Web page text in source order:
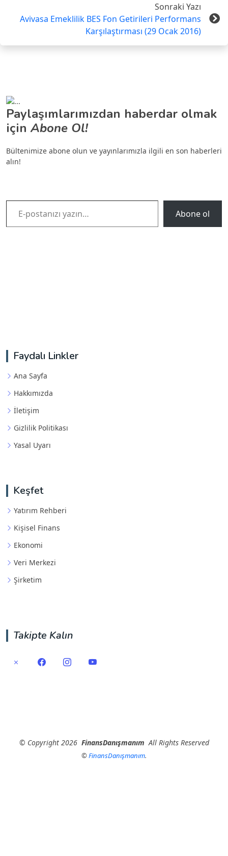
Sonraki Yazı
Avivasa Emeklilik BES Fon Getirileri Performans
Karşılaştırması (29 Ocak 2016)
Paylaşımlarımızdan haberdar olmak
için Abone Ol!
Bültenimize abone olun ve yayınlarımızla ilgili en son haberleri
alın!
E-postanızı yazın…
Abone ol
Faydalı Linkler
Ana Sayfa
Hakkımızda
İletişim
Gizlilik Politikası
Yasal Uyarı
Keşfet
Yatırım Rehberi
Kişisel Finans
Ekonomi
Veri Merkezi
Şirketim
Takipte Kalın
© Copyright2026 FinansDanışmanım All Rights Reserved
©FinansDanışmanım.